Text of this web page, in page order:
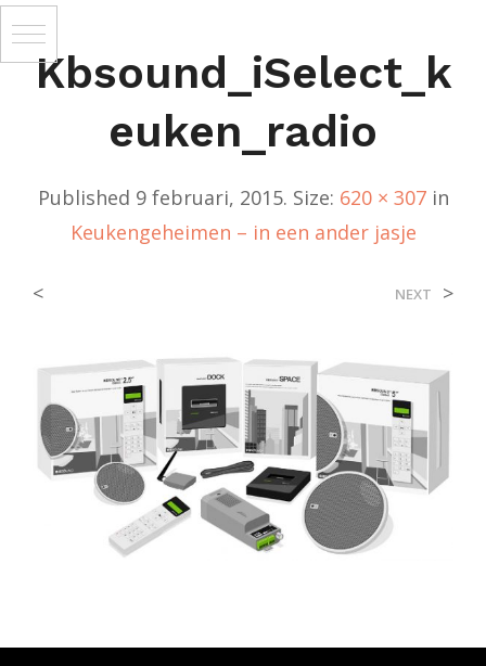
Kbsound_iSelect_k
Euken_radio
Published 9 februari, 2015. Size: 620 × 307in
Keukengeheimen – in een ander jasje
< NEXT >